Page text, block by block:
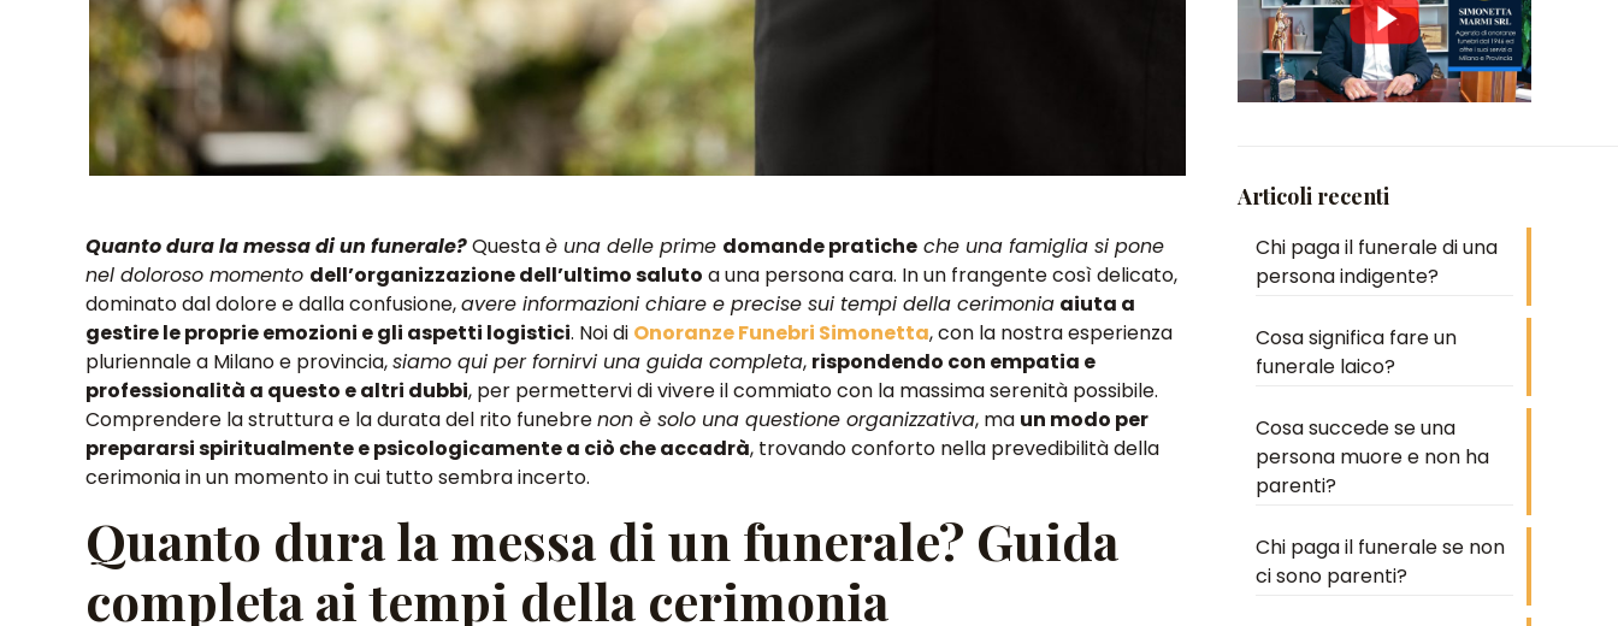
Quanto dura la messa di un funerale?Questaè una delle prime domande pratiche che una famiglia si pone
nel doloroso momento dell’organizzazione dell’ultimo saluto a una persona cara. In un frangente così delicato,
dominato dal dolore e dalla confusione,avere informazioni chiare e precise sui tempi della cerimonia aiuta a
gestire le proprie emozioni e gli aspetti logistici. Noi di Onoranze Funebri Simonetta, con la nostra esperienza
pluriennale a Milano e provincia,siamo qui per fornirvi una guida completa, rispondendo con empatia e
professionalità a questo e altri dubbi, per permettervi di vivere il commiato con la massima serenità possibile.
Comprendere la struttura e la durata del rito funebrenon è solo una questione organizzativa, ma un modo per
prepararsi spiritualmente e psicologicamente a ciò che accadrà, trovando conforto nella prevedibilità della
cerimonia in un momento in cui tutto sembra incerto.
Quanto dura la messa di un funerale? Guida
completa ai tempi della cerimonia
Articoli recenti
Chi paga il funerale di una
persona indigente?
Cosa significa fare un
funerale laico?
Cosa succede se una
persona muore e non ha
parenti?
Chi paga il funerale se non
ci sono parenti?